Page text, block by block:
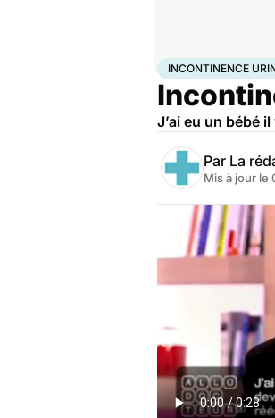
AccueilSanté
INCONTINENCE
J’ai eu un bébé
Par La
Mis à jour le